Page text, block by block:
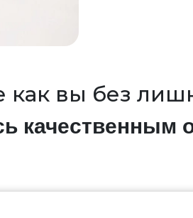
как вы без
качественным